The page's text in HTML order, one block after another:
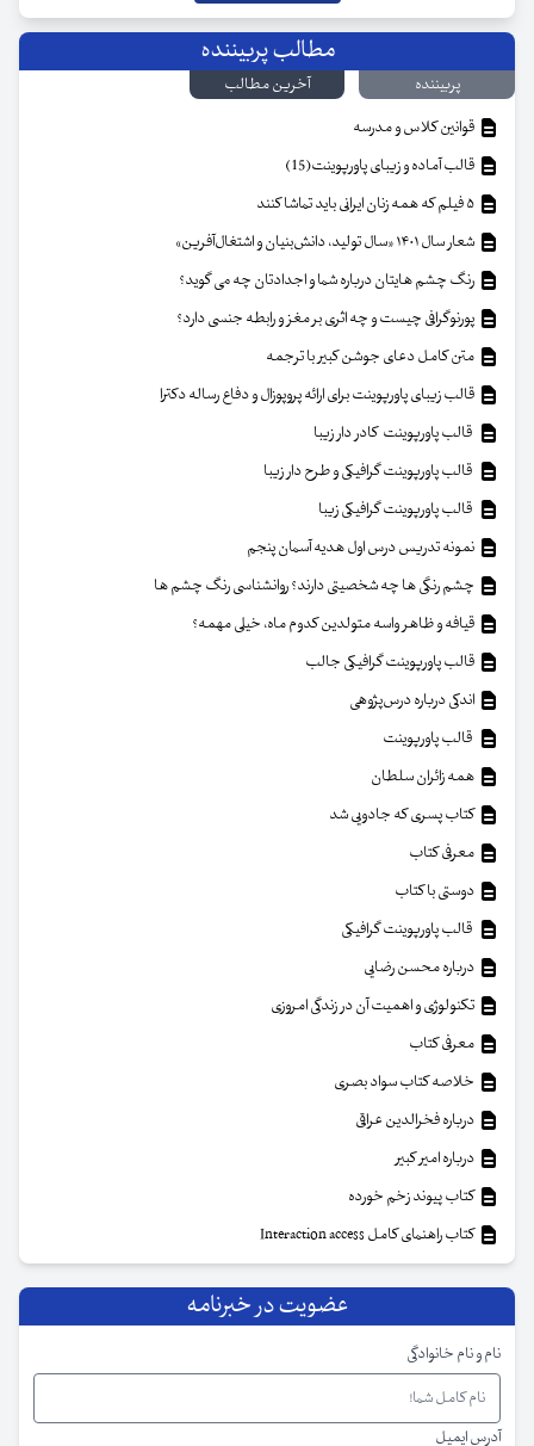
مطالب پربیننده
پربیننده
آخرین مطالب
قوانین کلاس و مدرسه
قالب آماده و زیبای پاورپوینت(15)
شعار سال ۱۴۰۱ «سال تولید، دانش‌بنیان و اشتغال‌آفرین»
رنگ چشم هایتان درباره شما و اجدادتان چه می گوید؟
پورنوگرافی چیست و چه اثری بر مغز و رابطه جنسی دارد؟
متن کامل دعای جوشن کبیر با ترجمه
قالب زیبای پاورپوینت برای ارائه پروپوزال و دفاع رساله دکترا
قالب پاورپوینت کادر دار زیبا
قالب پاورپوینت گرافیکی و طرح دار زیبا
قالب پاورپوینت گرافیکی زیبا
نمونه تدریس درس اول هدیه آسمان پنجم
چشم رنگی ها چه شخصیتی دارند؟ روانشناسی رنگ چشم ها
قیافه و ظاهر واسه متولدین کدوم ماه، خیلی مهمه؟
قالب پاورپوینت گرافیکی جالب
اندکی درباره درس‌پژوهی
قالب پاورپوینت
همه زائران سلطان
کتاب پسری که جادویی شد
معرفی کتاب
دوستی با کتاب
قالب پاورپوینت گرافیکی
درباره محسن رضایی
تکنولوژی و اهمیت آن در زندگی امروزی
معرفی کتاب
خلاصه کتاب سواد بصری
درباره فخرالدین عراقی
درباره امیر کبیر
کتاب پیوند زخم خورده
کتاب راهنمای کامل Interaction access
عضویت در خبرنامه
نام و نام خانوادگی
آدرس ایمیل